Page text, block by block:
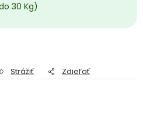
30 Kg)
Strážiť Zdieľať